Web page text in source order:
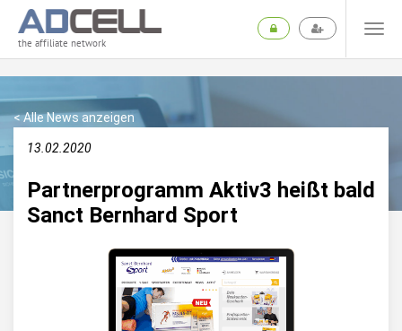
the affiliate network
< Alle News anzeigen
13.02.2020
Partnerprogramm Aktiv3 heißt bald
Sanct Bernhard Sport